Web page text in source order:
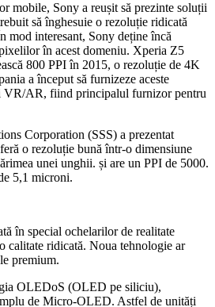
mobile, Sony a reușit să prezinte soluții
să înghesuie o rezoluție ridicată
mod interesant, Sony deține încă
în acest domeniu. Xperia Z5
800 PPI în 2015, o rezoluție de 4K
a început să furnizeze aceste
VR/AR, fiind principalul furnizor pentru
Corporation (SSS) a prezentat
o rezoluție bună într-o dimensiune
unei unghii. și are un PPI de 5000.
5,1 microni.
în special ochelarilor de realitate
calitate ridicată. Noua tehnologie ar
premium.
OLEDoS (OLED pe siliciu),
de Micro-OLED. Astfel de unități